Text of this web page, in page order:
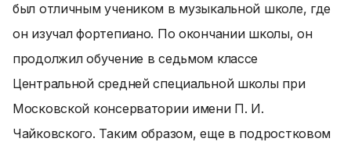
был отличным учеником в музыкальной школе, где
он изучал фортепиано. По окончании школы, он
продолжил обучение в седьмом классе
Центральной средней специальной школы при
Московской консерватории имени П. И.
Чайковского. Таким образом, еще в подростковом